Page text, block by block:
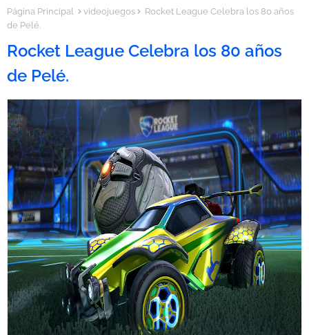
Página Principal videojuegos
Rocket League Celebra los 80 años
de Pelé.
Rocket League Celebra los 80 años
de Pelé.